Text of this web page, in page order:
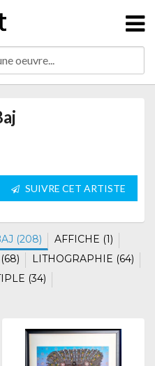
SUIVRE CET ARTISTE
(208)
AFFICHE (1)
LITHOGRAPHIE (64)
(34)